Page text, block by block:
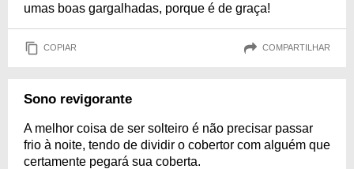
umas boas gargalhadas, porque é de graça!
COPIAR COMPARTILHAR
Sono revigorante
A melhor coisa de ser solteiro é não precisar passar
frio à noite, tendo de dividir o cobertor com alguém que
certamente pegará sua coberta.